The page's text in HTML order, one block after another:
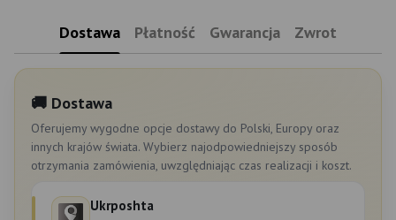
Dostawa Płatność Gwarancja Zwrot
🚚 Dostawa
Oferujemy wygodne opcje dostawy do Polski, Europy oraz
innych krajów świata. Wybierz najodpowiedniejszy sposób
otrzymania zamówienia, uwzględniając czas realizacji i koszt.
Ukrposhta